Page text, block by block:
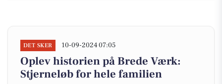
DET SKER 10-09-2024 07:05
Oplev historien på Brede Værk:
Stjerneløb for hele familien